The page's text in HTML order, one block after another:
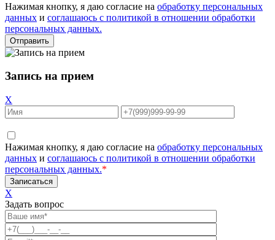
Нажимая кнопку, я даю согласие на обработку персональных
данных и соглашаюсь с политикой в отношении обработки
персональных данных.
Запись на прием
X
Нажимая кнопку, я даю согласие на обработку персональных
данных и соглашаюсь с политикой в отношении обработки
персональных данных.*
X
Задать вопрос